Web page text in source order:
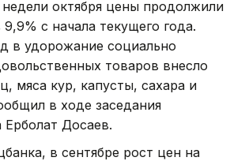
октября цены продолжили
с начала текущего года.
в удорожание социально
товаров внесло
мяса кур, капусты, сахара и
в ходе заседания
Ерболат Досаев.
в сентябре рост цен на